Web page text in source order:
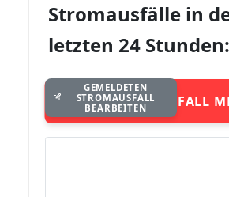
Stromausfälle in
letzten 24 Stunden:
STROMAUSFALL
GEMELDETEN
STROMAUSFALL
BEARBEITEN